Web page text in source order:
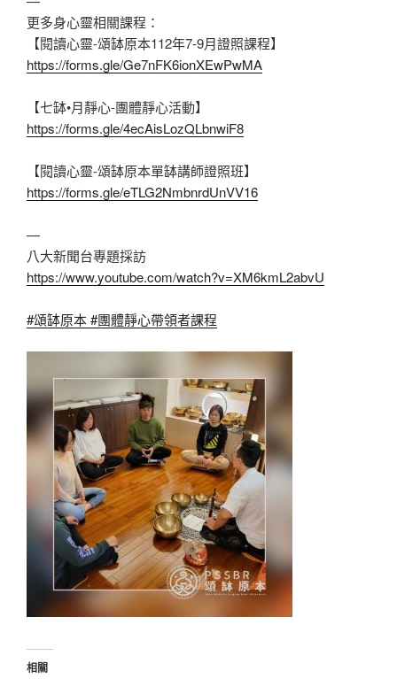
更多身心靈相關課程：
【閱讀心靈-頌缽原本112年7-9月證照課程】
https://forms.gle/Ge7nFK6ionXEwPwMA
【七缽•月靜心-團體靜心活動】
https://forms.gle/4ecAisLozQLbnwiF8
【閱讀心靈-頌缽原本單缽講師證照班】
https://forms.gle/eTLG2NmbnrdUnVV16
—
八大新聞台專題採訪
https://www.youtube.com/watch?v=XM6kmL2abvU
#頌缽原本#團體靜心帶領者課程
相關